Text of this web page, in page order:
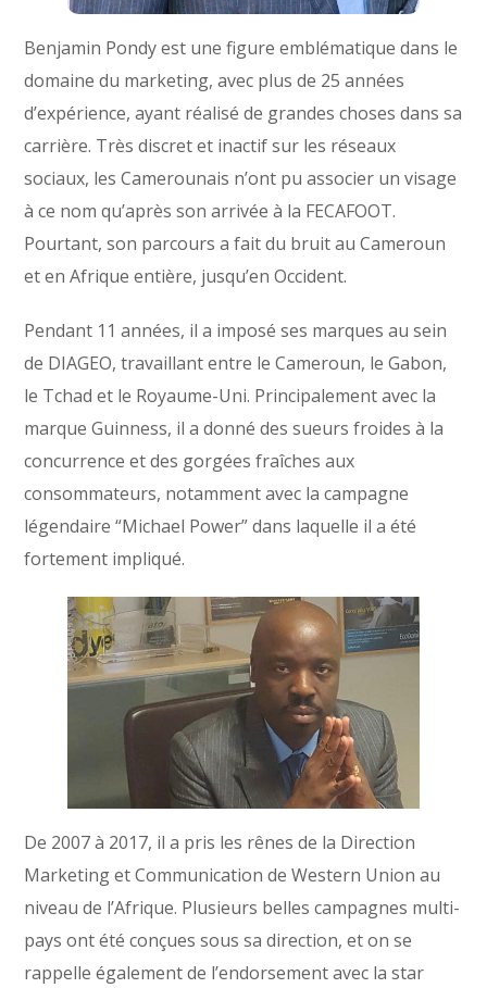
Benjamin Pondy est une figure emblématique dans le
domaine du marketing, avec plus de 25 années
d’expérience, ayant réalisé de grandes choses dans sa
carrière. Très discret et inactif sur les réseaux
sociaux, les Camerounais n’ont pu associer un visage
à ce nom qu’après son arrivée à la FECAFOOT.
Pourtant, son parcours a fait du bruit au Cameroun
et en Afrique entière, jusqu’en Occident.
Pendant 11 années, il a imposé ses marques au sein
de DIAGEO, travaillant entre le Cameroun, le Gabon,
le Tchad et le Royaume-Uni. Principalement avec la
marque Guinness, il a donné des sueurs froides à la
concurrence et des gorgées fraîches aux
consommateurs, notamment avec la campagne
légendaire “Michael Power” dans laquelle il a été
fortement impliqué.
De 2007 à 2017, il a pris les rênes de la Direction
Marketing et Communication de Western Union au
niveau de l’Afrique. Plusieurs belles campagnes multi-
pays ont été conçues sous sa direction, et on se
rappelle également de l’endorsement avec la star